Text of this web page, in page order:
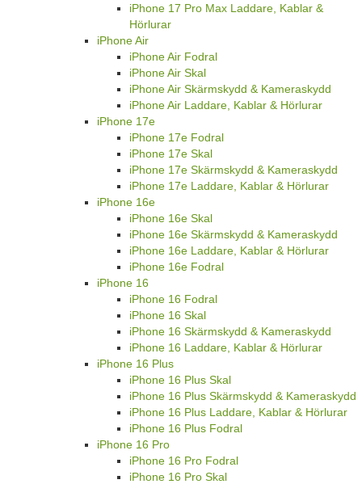
iPhone 17 Pro Max Laddare, Kablar &
Hörlurar
iPhone Air
iPhone Air Fodral
iPhone Air Skal
iPhone Air Skärmskydd & Kameraskydd
iPhone Air Laddare, Kablar & Hörlurar
iPhone 17e
iPhone 17e Fodral
iPhone 17e Skal
iPhone 17e Skärmskydd & Kameraskydd
iPhone 17e Laddare, Kablar & Hörlurar
iPhone 16e
iPhone 16e Skal
iPhone 16e Skärmskydd & Kameraskydd
iPhone 16e Laddare, Kablar & Hörlurar
iPhone 16e Fodral
iPhone 16
iPhone 16 Fodral
iPhone 16 Skal
iPhone 16 Skärmskydd & Kameraskydd
iPhone 16 Laddare, Kablar & Hörlurar
iPhone 16 Plus
iPhone 16 Plus Skal
iPhone 16 Plus Skärmskydd & Kameraskydd
iPhone 16 Plus Laddare, Kablar & Hörlurar
iPhone 16 Plus Fodral
iPhone 16 Pro
iPhone 16 Pro Fodral
iPhone 16 Pro Skal